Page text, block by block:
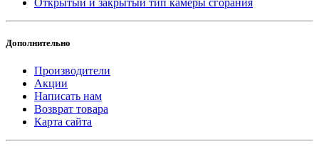
Открытый и закрытый тип камеры сгорания
Дополнительно
Производители
Акции
Написать нам
Возврат товара
Карта сайта